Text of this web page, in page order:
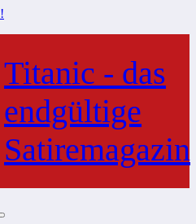
Titanic - das
endgültige
Satiremagazin